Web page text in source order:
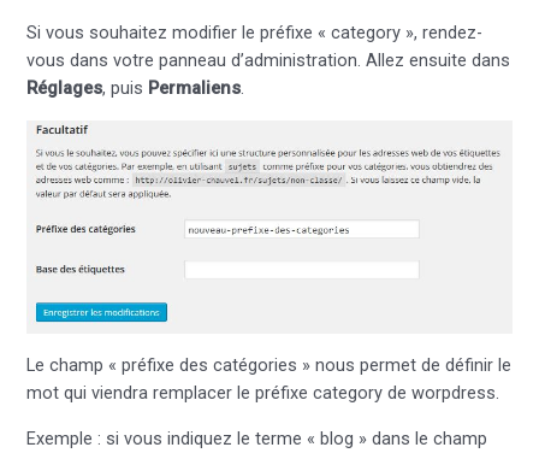
Si vous souhaitez modifier le préfixe « category », rendez-
vous dans votre panneau d’administration. Allez ensuite dans
Réglages, puis Permaliens.
Le champ « préfixe des catégories » nous permet de définir le
mot qui viendra remplacer le préfixe category de worpdress.
Exemple : si vous indiquez le terme « blog » dans le champ